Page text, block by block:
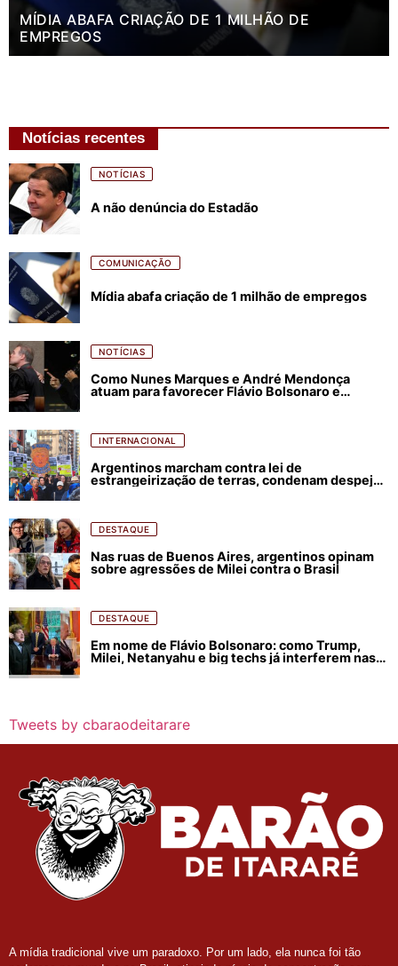
MÍDIA ABAFA CRIAÇÃO DE 1 MILHÃO DE
EMPREGOS
Notícias recentes
NOTÍCIAS
A não denúncia do Estadão
COMUNICAÇÃO
Mídia abafa criação de 1 milhão de empregos
NOTÍCIAS
Como Nunes Marques e André Mendonça
atuam para favorecer Flávio Bolsonaro e
INTERNACIONAL
Argentinos marcham contra lei de
estrangeirização de terras, condenam despejos
DESTAQUE
Nas ruas de Buenos Aires, argentinos opinam
sobre agressões de Milei contra o Brasil
DESTAQUE
Em nome de Flávio Bolsonaro: como Trump,
Milei, Netanyahu e big techs já interferem nas
Tweets by cbaraodeitarare
A mídia tradicional vive um paradoxo. Por um lado, ela nunca foi tão